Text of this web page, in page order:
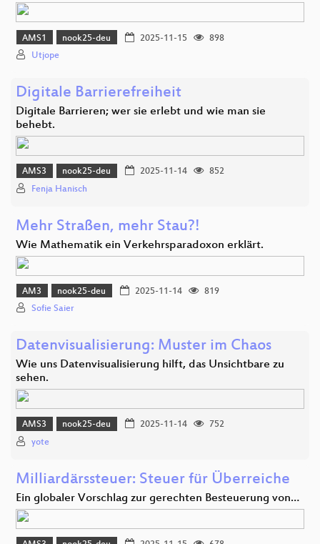
AMS1 nook25-deu 2025-11-15
898
Utjope
Digitale Barrierefreiheit
Digitale Barrieren; wer sie erlebt und wie man sie
behebt.
AMS3 nook25-deu 2025-11-14
852
Fenja Hanisch
Mehr Straßen, mehr Stau?!
Wie Mathematik ein Verkehrsparadoxon erklärt.
AM3 nook25-deu 2025-11-14
819
Sofie Saier
Datenvisualisierung: Muster im Chaos
Wie uns Datenvisualisierung hilft, das Unsichtbare zu
sehen.
AMS3 nook25-deu 2025-11-14
752
yote
Milliardärssteuer: Steuer für Überreiche
Ein globaler Vorschlag zur gerechten Besteuerung von…